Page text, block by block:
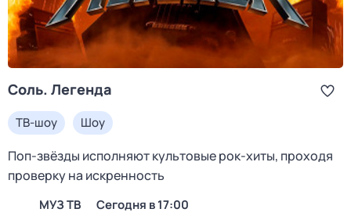
Соль. Легенда
ТВ-шоу Шоу
Поп-звёзды исполняют культовые рок-хиты, проходя
проверку на искренность
МУЗ ТВ Сегодня в 17:00